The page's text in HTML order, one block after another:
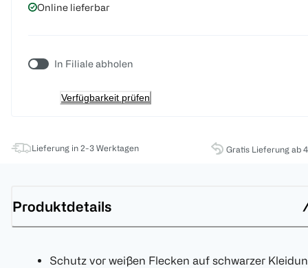
Online lieferbar
In Filiale abholen
Verfügbarkeit prüfen
Lieferung in 2-3 Werktagen Gratis Lieferung ab
Produktdetails
Schutz vor weißen Flecken auf schwarzer